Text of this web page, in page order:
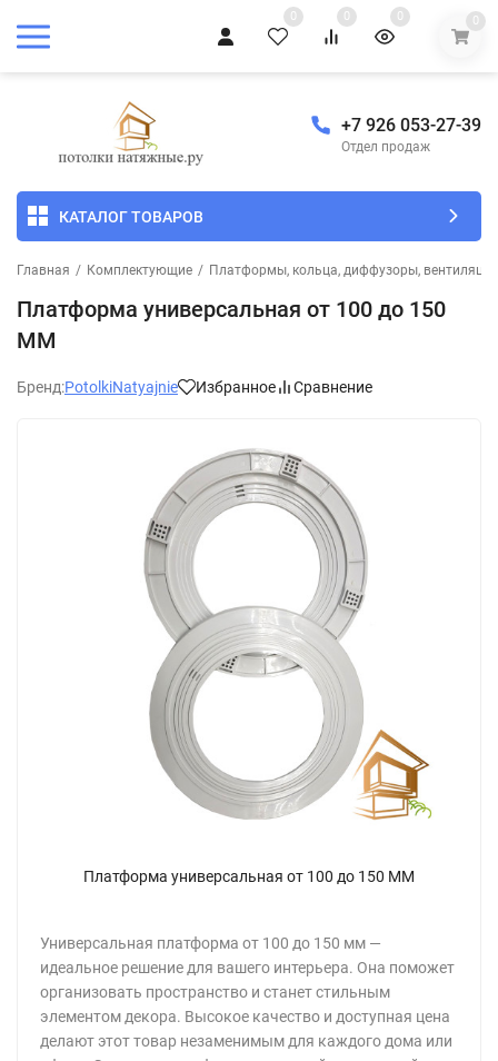
0 0 0 0
+7 926 053-27-39
Отдел продаж
КАТАЛОГ ТОВАРОВ
Главная / Комплектующие / Платформы, кольца, диффузоры,
Платформа универсальная от 100 до 150
ММ
Бренд:PotolkiNatyajnie Избранное Сравнение
Платформа универсальная от 100 до 150 ММ
Универсальная платформа от 100 до 150 мм —
идеальное решение для вашего интерьера. Она поможет
организовать пространство и станет стильным
элементом декора. Высокое качество и доступная цена
делают этот товар незаменимым для каждого дома или